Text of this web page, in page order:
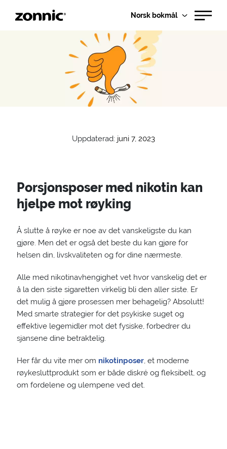
Norsk bokmål
Uppdaterad: juni 7, 2023
Porsjonsposer med nikotin kan
hjelpe mot røyking
Å slutte å røyke er noe av det vanskeligste du kan
gjøre. Men det er også det beste du kan gjøre for
helsen din, livskvaliteten og for dine nærmeste.
Alle med nikotinavhengighet vet hvor vanskelig det er
å la den siste sigaretten virkelig bli den aller siste. Er
det mulig å gjøre prosessen mer behagelig? Absolutt!
Med smarte strategier for det psykiske suget og
effektive legemidler mot det fysiske, forbedrer du
sjansene dine betraktelig.
Her får du vite mer om nikotinposer, et moderne
røykesluttprodukt som er både diskré og fleksibelt, og
om fordelene og ulempene ved det.